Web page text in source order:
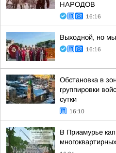
НАРОДОВ
16:16
Выходной, но
16:16
Обстановка в
группировки
сутки
16:10
В Приамурье